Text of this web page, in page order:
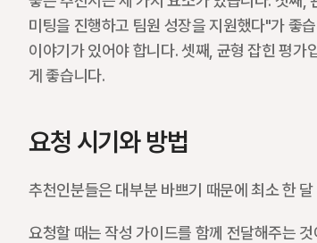
미팅을 진행하고 팀원 성장을 지원했다"가 좋
이야기가 있어야 합니다. 셋째, 균형 잡힌 평
게 좋습니다.
요청 시기와 방법
추천인분들은 대부분 바쁘기 때문에 최소 한
요청할 때는 작성 가이드를 함께 전달해주는